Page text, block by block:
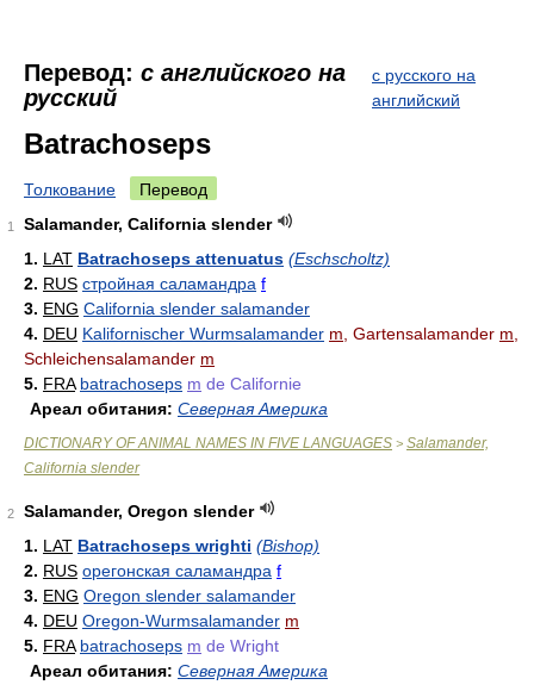
Перевод: с английского на
русский
с русского на
английский
Batrachoseps
Толкование Перевод
1
Salamander, California slender
1. LAT Batrachoseps attenuatus (Eschscholtz)
2. RUS стройная саламандра f
3. ENG California slender salamander
4. DEU Kalifornischer Wurmsalamander m , Gartensalamander m
Schleichensalamander m
5. FRA batrachoseps m de Californie
Ареал обитания: Северная Америка
DICTIONARY OF ANIMAL NAMES IN FIVE LANGUAGES > Salamander,
California slender
2
Salamander, Oregon slender
1. LAT Batrachoseps wrighti (Bishop)
2. RUS орегонская саламандра f
3. ENG Oregon slender salamander
4. DEU Oregon-Wurmsalamander m
5. FRA batrachoseps m de Wright
Ареал обитания: Северная Америка